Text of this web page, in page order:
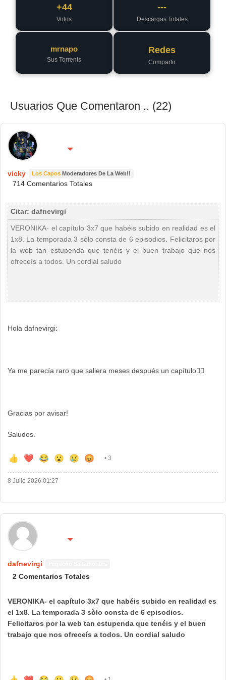
+44
Votos
---
Descargas Totales
mrnapo
Sus Torrents
Redes
Compartir
Usuarios Que Comentaron .. (22)
vicky Los Capos Moderadores De La Web!!
714 Comentarios Totales
Citar: dafnevirgi
VERONIKA- el capítulo 3x7 que habéis subido en realidad es el
1x8. La temporada 3 sòlo consta de 6 episodios. Felicitaros por
la web tan estupenda que tenéis y el buen trabajo que nos
ofreceís a todos. Un cordial saludo
Hola dafnevirgi:
Ya me parecía raro que saliera meses después un capítulo🤦‍♀️
Gracias por avisar!
Saludos.
👍 ❤️ 😂 😮 😢 😡 • 3
8 Julio 2026 01:27
dafnevirgi
2 Comentarios Totales
VERONIKA- el capítulo 3x7 que habéis subido en realidad es
el 1x8. La temporada 3 sòlo consta de 6 episodios.
Felicitaros por la web tan estupenda que tenéis y el buen
trabajo que nos ofreceís a todos. Un cordial saludo